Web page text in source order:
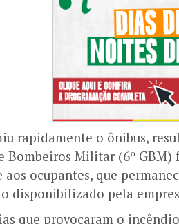
rapidamente o ônibus,
Bombeiros Militar (6º
aos ocupantes, que
disponibilizado pela
que provocaram o